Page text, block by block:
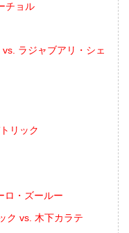
チョル
ラジャブアリ・シェ
リック
ロ・ズールー
ク vs. 木下カラテ